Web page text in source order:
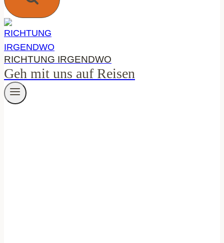
RICHTUNG IRGENDWO
Geh mit uns auf Reisen